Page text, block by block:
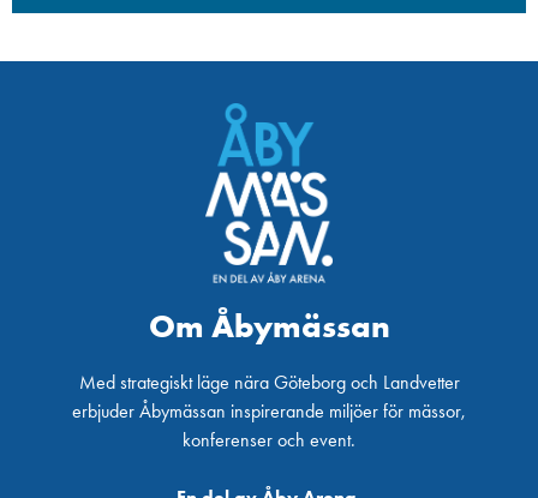
Om Åbymässan
Med strategiskt läge nära Göteborg och Landvetter
erbjuder Åbymässan inspirerande miljöer för mässor,
konferenser och event.